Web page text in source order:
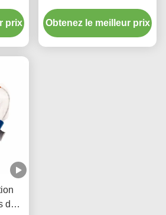
Y
prix
usage unique Nouveaux-
nés/pédiatrie-coudes
Obtenez le meilleur prix
de